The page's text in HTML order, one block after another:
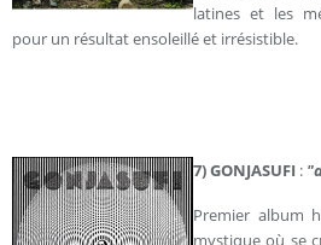
latines et les
pour un résultat ensoleillé et irrésistible.
7)GONJASUFI :
Premier album
mystique où se